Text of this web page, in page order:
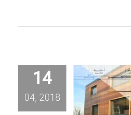
14
04, 2018
: Votre
sur